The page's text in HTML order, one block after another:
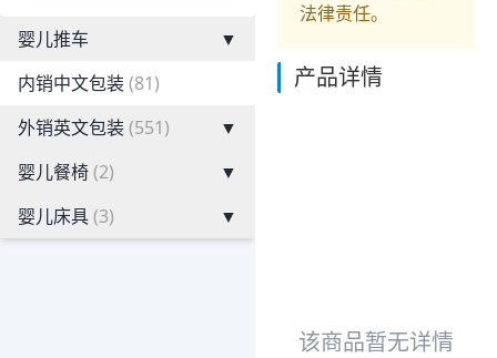
婴儿推车
▼
内销中文包装(81)
外销英文包装(551)
▼
婴儿餐椅(2)
▼
婴儿床具(3) ▼
法律责任。
产品详情
该商品暂无详情